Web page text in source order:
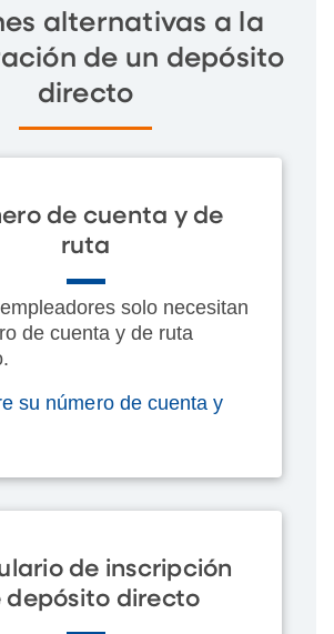
alternativas a la
de un depósito
directo
de cuenta y de
ruta
solo necesitan
de cuenta y de ruta
su número de cuenta y
de inscripción
depósito directo